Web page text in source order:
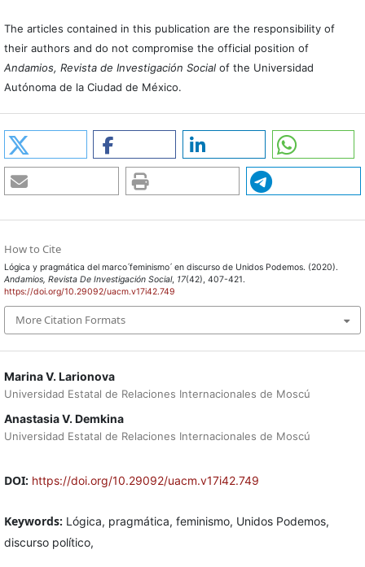
Marina V. Larionova
Universidad Estatal de Relaciones Internacionales de Moscú
Anastasia V. Demkina
Universidad Estatal de Relaciones Internacionales de Moscú
DOI: https://doi.org/10.29092/uacm.v17i42.749
Keywords: Lógica, pragmática, feminismo, Unidos Podemos,
discurso político,
The articles contained in this publication are the responsibility of
their authors and do not compromise the official position of
Andamios, Revista de Investigación Social of the Universidad
Autónoma de la Ciudad de México.
How to Cite
Lógica y pragmática del marco ́feminismo ́ en discurso de Unidos Podemos. (2020).
Andamios, Revista De Investigación Social, 17(42), 407-421.
https://doi.org/10.29092/uacm.v17i42.749
More Citation Formats